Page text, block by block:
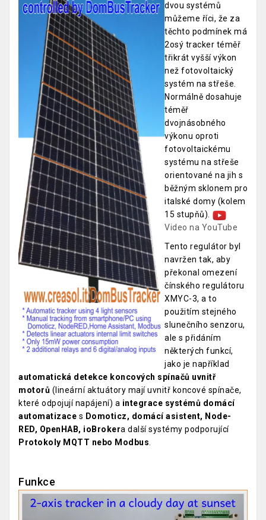
dvou systémů
můžeme říci, že za
těchto podmínek má
2osý tracker téměř
třikrát vyšší výkon
než fotovoltaický
systém na střeše.
Normálně dosahuje
téměř
dvojnásobného
výkonu oproti
fotovoltaickému
systému na střeše
orientované na jih s
běžným sklonem pro
italské domy (kolem
15 stupňů).
Video na YouTube
Tento regulátor byl
navržen tak, aby
překonal omezení
čínského regulátoru
XMYC-3, a to
použitím stejného
slunečního senzoru,
ale s přidáním
některých funkcí,
jako je například
automatická detekce koncových spínačů uvnitř
motorů (lineární aktuátory mají uvnitř koncové spínače,
které odpojují napájení) a integrace systémů domácí
automatizace s Domoticz, domácí asistent, Node-
RED, OpenHAB, ioBrokera další systémy podporující
Protokoly MQTT nebo Modbus.
Funkce